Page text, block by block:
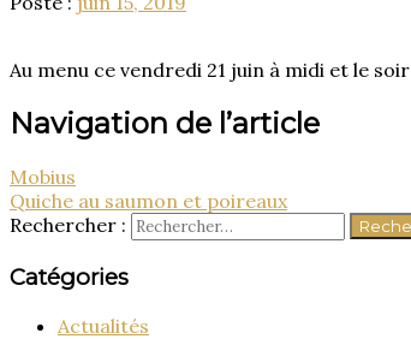
Au menu ce vendredi 21 juin à midi et le soir
Navigation de l’article
Mobius
Quiche au saumon et poireaux
Rechercher :
Catégories
Actualités